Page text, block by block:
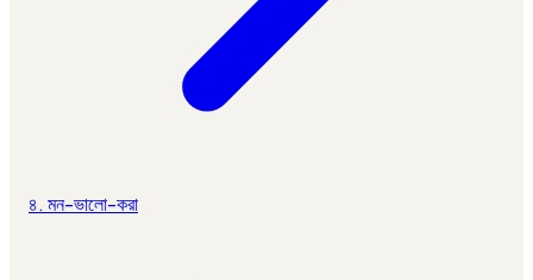
৪. মন-ভালো-করা